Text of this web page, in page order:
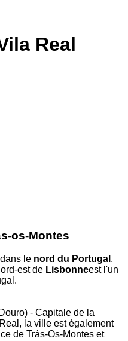
Real
os-Montes
le nord du Portugal ,
est de Lisbonneest l'un
- Capitale de la
la ville est également
de Trás-Os-Montes et